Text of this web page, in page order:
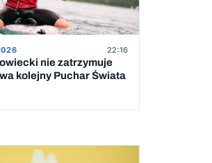
22:16
nie zatrzymuje
kolejny Puchar Świata